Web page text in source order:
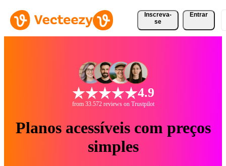
Inscreva-
se
Entrar
4.9
from 33.572 reviews on Trustpilot
Planos acessíveis com preços
simples